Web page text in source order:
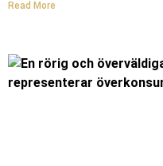
Read More